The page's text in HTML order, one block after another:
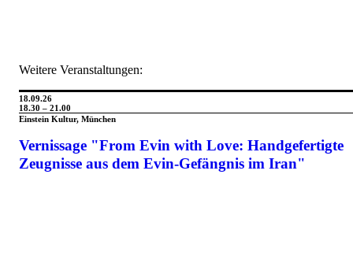
Weitere Veranstaltungen:
18.09.26
18.30 – 21.00
Einstein Kultur, München
Vernissage "From Evin with Love: Handgefertigte
Zeugnisse aus dem Evin-Gefängnis im Iran"